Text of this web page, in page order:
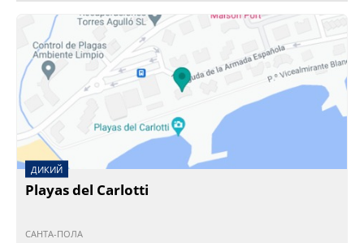
ДИКИЙ
Playas del Carlotti
САНТА-ПОЛА